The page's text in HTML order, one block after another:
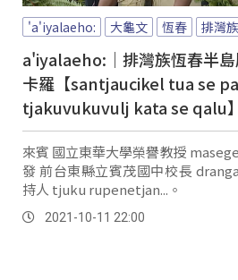
'a'iyalaeho: 大龜文 恆春 排灣族
a'iyalaeho:｜排灣族恆春半
卡羅【santjaucikel tua se
tjakuvukuvulj kata se qalu】
來賓 國立東華大學榮譽教授 masegeseg zengror gadu 童春
發 前台東縣立賓茂國中校長 drangadrang validy 葉神保 主
持人 tjuku rupenetjan...。
2021-10-11 22:00